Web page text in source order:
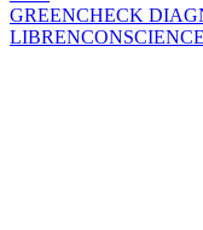
GREENCHECK
LIBRENCONSCIENCE